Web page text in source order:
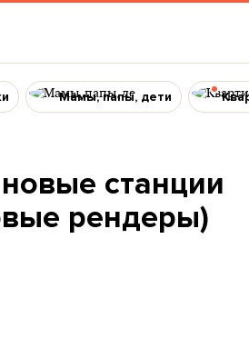
Мамы, папы, дети
станции
рендеры)